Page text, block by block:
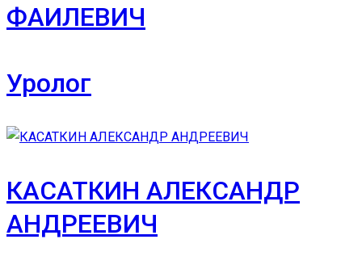
ФАИЛЕВИЧ
Уролог
КАСАТКИН АЛЕКСАНДР
АНДРЕЕВИЧ